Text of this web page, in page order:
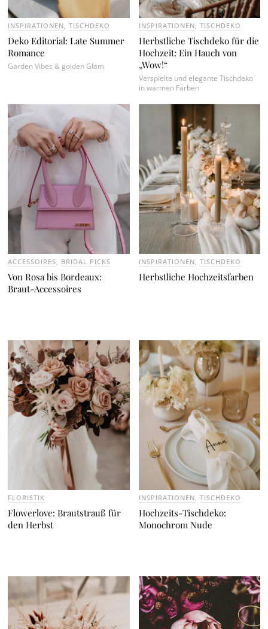
INSPIRATIONEN ,TISCHDEKO
Deko Editorial: Late Summer
Romance
Garden Vibes & golden Glam
INSPIRATIONEN TISCHDEKO
Herbstliche Tischdeko für die
Hochzeit: Ein Hauch von
„Wow!“
Verspielte und elegante Tischdeko
in warmen Farben
ACCESSOIRES BRIDAL PICKS
Von Rosa bis Bordeaux:
Braut-Accessoires
INSPIRATIONEN TISCHDEKO
Herbstliche Hochzeitsfarben
FLORISTIK
Flowerlove: Brautstrauß für
den Herbst
INSPIRATIONEN TISCHDEKO
Hochzeits-Tischdeko:
Monochrom Nude